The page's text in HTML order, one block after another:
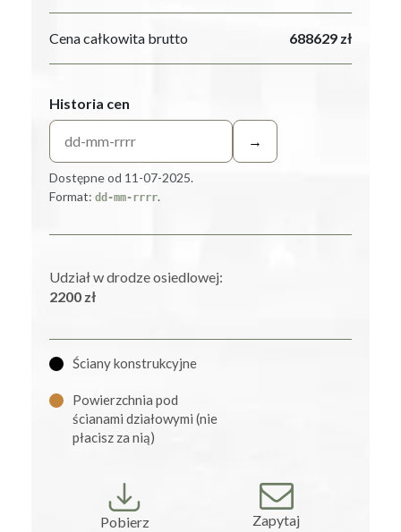
Cena całkowita brutto 688629 zł
Historia cen
→
Dostępne od 11-07-2025.
Format: dd-mm-rrrr.
Udział w drodze osiedlowej:
2200 zł
Ściany konstrukcyjne
Powierzchnia pod
ścianami działowymi (nie
płacisz za nią)
Pobierz
Zapytaj